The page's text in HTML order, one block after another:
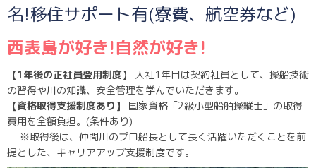
名!移住サポート有(寮費、航空券など)
西表島が好き!自然が好き!
【1年後の正社員登用制度】
入社1年目は契約社員として、操船技術
の習得や川の知識、安全管理を学んでいただきます。
【資格取得支援制度あり】
国家資格「2級小型船舶操縦士」の取得
費用を全額負担。(条件あり)
※取得後は、仲間川のプロ船長として長く活躍いただくことを前
提とした、キャリアアップ支援制度です。